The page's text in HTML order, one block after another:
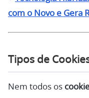
com o Novo e Gera
Tipos de
Nem todos os